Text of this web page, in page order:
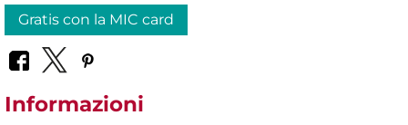
Gratis con la MIC card
Informazioni